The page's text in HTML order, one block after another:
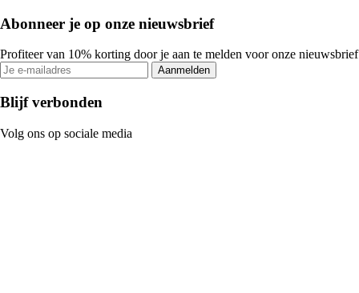
Abonneer je op onze nieuwsbrief
Profiteer van 10% korting door je aan te melden voor onze nieuwsbrief
Aanmelden
Blijf verbonden
Volg ons op sociale media